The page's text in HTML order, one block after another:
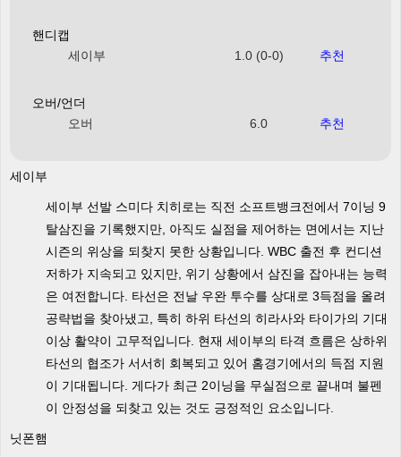
핸디캡
세이부
1.0 (0-0) 추천
오버/언더
오버
6.0 추천
세이부
세이부 선발 스미다 치히로는 직전 소프트뱅크전에서 7이닝 9
탈삼진을 기록했지만, 아직도 실점을 제어하는 면에서는 지난
시즌의 위상을 되찾지 못한 상황입니다. WBC 출전 후 컨디션
저하가 지속되고 있지만, 위기 상황에서 삼진을 잡아내는 능력
은 여전합니다. 타선은 전날 우완 투수를 상대로 3득점을 올려
공략법을 찾아냈고, 특히 하위 타선의 히라사와 타이가의 기대
이상 활약이 고무적입니다. 현재 세이부의 타격 흐름은 상하위
타선의 협조가 서서히 회복되고 있어 홈경기에서의 득점 지원
이 기대됩니다. 게다가 최근 2이닝을 무실점으로 끝내며 불펜
이 안정성을 되찾고 있는 것도 긍정적인 요소입니다.
닛폰햄